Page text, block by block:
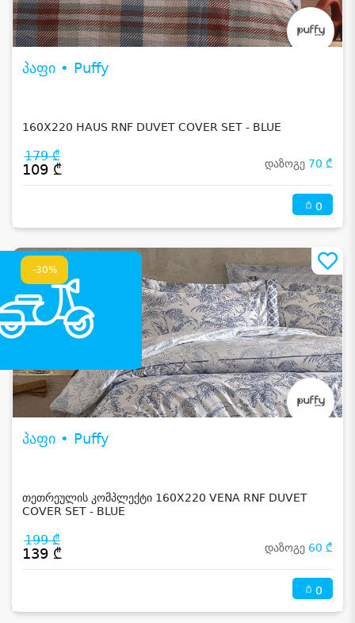
პაფი • Puffy
160X220 HAUS RNF DUVET COVER SET - BLUE
179 ₾
109 ₾ დაზოგე 70 ₾
0
-30%
პაფი • Puffy
თეთრეულის კომპლექტი 160X220 VENA RNF DUVET
COVER SET - BLUE
199 ₾
139 ₾ დაზოგე 60 ₾
0